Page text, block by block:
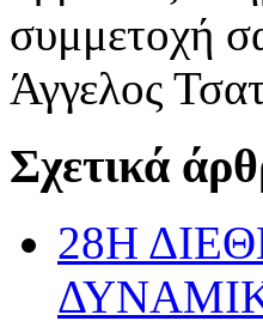
συμμετοχή
Άγγελος
Σχετικά
28Η